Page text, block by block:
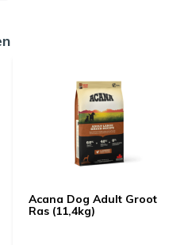
Acana Dog Adult Groot
Ras (11,4kg)